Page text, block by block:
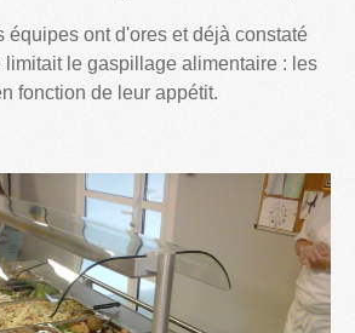
équipes ont d'ores et déjà constaté
limitait le gaspillage alimentaire : les
fonction de leur appétit.